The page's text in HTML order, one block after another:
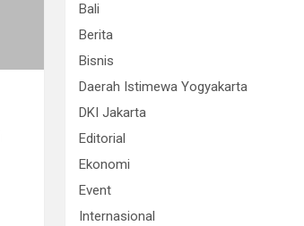
Bali
Berita
Bisnis
Daerah Istimewa Yogyakarta
DKI Jakarta
Editorial
Ekonomi
Event
Internasional